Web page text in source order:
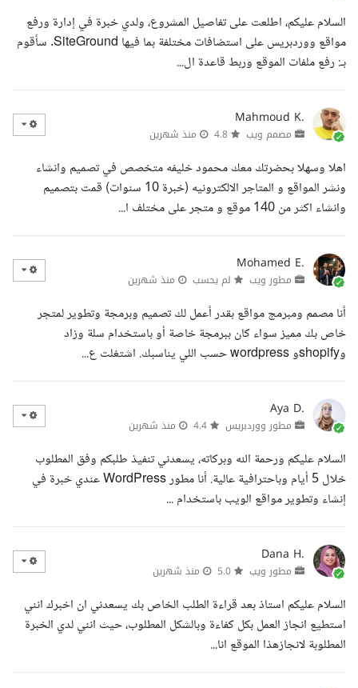
السلام عليكم، اطلعت على تفاصيل المشروع، ولدي خبرة في إدارة ورفع
مواقع ووردبريس على استضافات مختلفة بما فيها SiteGround. سأقوم
بـ: رفع ملفات الموقع وربط قاعدة ال...
Mahmoud K.
مصمم ويب منذ شهرين
اهلا وسهلا بحضرتك معك محمود خليفه متخصص في تصميم وانشاء
ونشر المواقع و المتاجر الالكترونيه (خبرة 10 سنوات) قمت بتصميم
وانشاء اكثر من 140 موقع و متجر على مختلف ا...
Mohamed E.
مطور ويب لم يحسب منذ شهرين
أنا مصمم ومبرمج مواقع بقدر أعمل لك تصميم وبرمجة وتطوير لمتجر
خاص بك مميز سواء كان ببرمجة خاصة أو باستخدام سلة وزاد
وshopifyو wordpress حسب اللي يناسبك. اشتغلت ع...
Aya D.
مطور ووردبريس منذ شهرين
السلام عليكم ورحمة الله وبركاته، يسعدني تنفيذ طلبكم وفق المطلوب
خلال 5 أيام وباحترافية عالية. أنا مطور WordPress عندي خبرة في
إنشاء وتطوير مواقع الويب باستخدام ...
Dana H.
مطور ويب منذ شهرين
السلام عليكم استاذ بعد قراءة الطلب الخاص بك يسعدني ان اخبرك انني
استطيع انجاز العمل بكل كفاءة وبالشكل المطلوب، حيث انني لدي الخبرة
المطلوبة لانجازهذا الموقع انا...